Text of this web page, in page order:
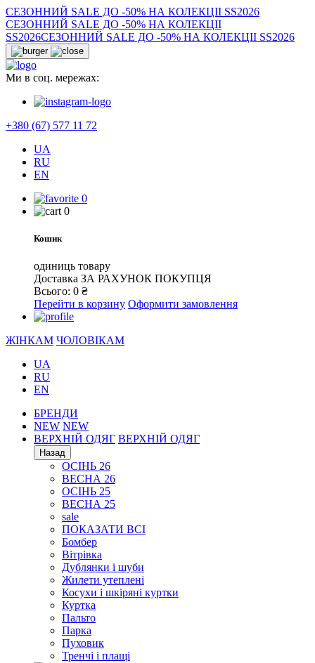
СЕЗОННИЙ SALE ДО -50% НА КОЛЕКЦІІ SS2026
СЕЗОННИЙ SALE ДО -50% НА КОЛЕКЦІІ
SS2026СЕЗОННИЙ SALE ДО -50% НА КОЛЕКЦІІ SS2026
Ми в соц. мережах:
+380 (67) 577 11 72
UA
RU
EN
0
0
Кошик
одиниць товару
Доставка ЗА РАХУНОК ПОКУПЦЯ
Всього: 0 ₴
Перейти в корзину Оформити замовлення
ЖІНКАМ ЧОЛОВІКАМ
UA
RU
EN
БРЕНДИ
NEW NEW
ВЕРХНІЙ ОДЯГ ВЕРХНІЙ ОДЯГ
Назад
ОСІНЬ 26
ВЕСНА 26
ОСІНЬ 25
ВЕСНА 25
sale
ПОКАЗАТИ ВСІ
Бомбер
Вітрівка
Дублянки і шуби
Жилети утеплені
Косухи і шкіряні куртки
Куртка
Пальто
Парка
Пуховик
Тренчі і плащі